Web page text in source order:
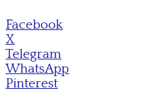
Facebook
X
Telegram
WhatsApp
Pinterest